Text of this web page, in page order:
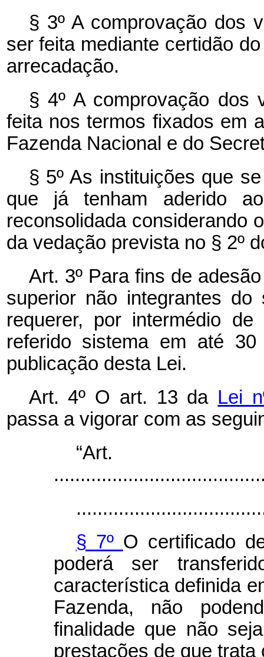
§ 3º A comprovação dos
ser feita mediante certidão
arrecadação.
§ 4º A comprovação dos
feita nos termos fixados em
Fazenda Nacional e do
§ 5º As instituições que
que já tenham aderido
reconsolidada considerando
da vedação prevista no § 2º
Art. 3º Para fins de
superior não integrantes
requerer, por intermédio
referido sistema em até
publicação desta Lei.
Art. 4º O art. 13 da Lei
passa a vigorar com as
§ 7º O certificado
poderá ser
característica definida
Fazenda, não
finalidade que não
prestações de que trata